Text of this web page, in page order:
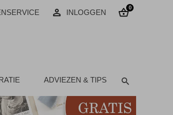
INLOGGEN
0
ADVIEZEN & TIPS